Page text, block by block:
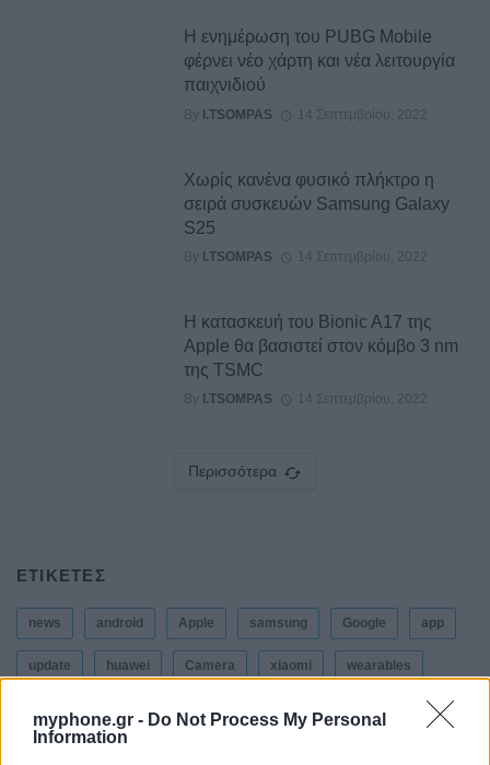
myphone.gr - Do Not Process My Personal
Information
Η ενημέρωση του PUBG Mobile
φέρνει νέο χάρτη και νέα λειτουργία
παιχνιδιού
By I.TSOMPAS 14 Σεπτεμβρίου, 2022
Χωρίς κανένα φυσικό πλήκτρο η
σειρά συσκευών Samsung Galaxy
S25
By I.TSOMPAS 14 Σεπτεμβρίου, 2022
Η κατασκευή του Bionic A17 της
Apple θα βασιστεί στον κόμβο 3 nm
της TSMC
By I.TSOMPAS 14 Σεπτεμβρίου, 2022
Περισσότερα
ΕΤΙΚΕΤΕΣ
news android Apple samsung Google app
update huawei Camera xiaomi wearables